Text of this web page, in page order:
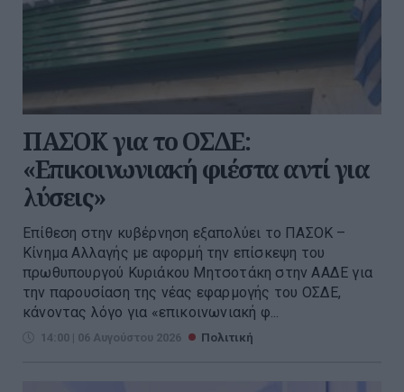
ΠΑΣΟΚ για το ΟΣΔΕ:
«Επικοινωνιακή φιέστα αντί για
λύσεις»
Επίθεση στην κυβέρνηση εξαπολύει το ΠΑΣΟΚ –
Κίνημα Αλλαγής με αφορμή την επίσκεψη του
πρωθυπουργού Κυριάκου Μητσοτάκη στην ΑΑΔΕ για
την παρουσίαση της νέας εφαρμογής του ΟΣΔΕ,
κάνοντας λόγο για «επικοινωνιακή φ...
14:00 | 06 Αυγούστου 2026 Πολιτική